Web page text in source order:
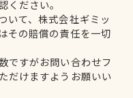
ください。
いて、株式会社ギミッ
その賠償の責任を一切
ですがお問い合わせフ
だけますようお願いい